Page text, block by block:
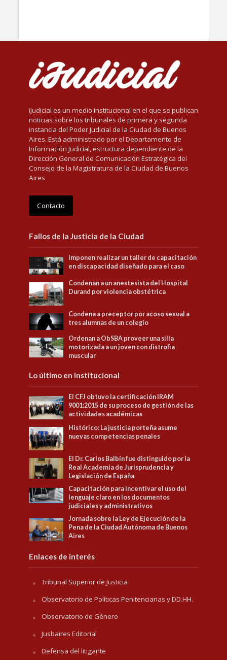
iJudicial es un medio institucional en el que se publican
noticias sobre los tribunales de primera y segunda
instancia del Poder Judicial de la Ciudad de Buenos
Aires. Está administrado por el Departamento de
Información Judicial, estructura dependiente de la
Dirección General de Comunicación Estratégica del
Consejo de la Magistratura de la Ciudad de Buenos
Aires
Contacto
Fallos de la Justicia de la Ciudad
Imponen realizar un taller de capacitación
en discapacidad diseñado para el caso
Condenan a un anestesista del Hospital
Durand por violencia obstétrica
Condena a preceptor por acoso sexual a
tres alumnas de un colegio
Ordenan a ObSBA proveer una silla
motorizada a un joven con distrofia
muscular
Lo último en Institucional
El CFJ obtuvo la certificación IRAM
9001:2015 de su proceso de gestión de las
actividades académicas
Histórico: La justicia porteña asume
nuevas competencias penales
El Dr. Carlos Balbín fue distinguido por la
Real Academia de Jurisprudencia y
Legislación de España
Capacitación para Incentivar el uso del
lenguaje claro en los documentos
judiciales y administrativos
Jornada sobre la Ley de Ejecución de la
Pena de la Ciudad Autónoma de Buenos
Aires
Enlaces de interés
Tribunal Superior de Justicia
Observatorio de Políticas Penitenciarias y DD.HH.
Observatorio de Género
Jusbaires Editorial
Defensa del litigante